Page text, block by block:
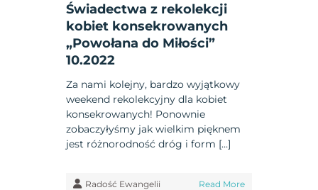
Świadectwa z rekolekcji
kobiet konsekrowanych
„Powołana do Miłości”
10.2022
Za nami kolejny, bardzo wyjątkowy
weekend rekolekcyjny dla kobiet
konsekrowanych! Ponownie
zobaczyłyśmy jak wielkim pięknem
jest różnorodność dróg i form […]
Radość Ewangelii Read More